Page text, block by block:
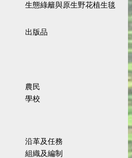
生態綠籬與原生野花植生毯
出版品
農民
學校
沿革及任務
組織及編制